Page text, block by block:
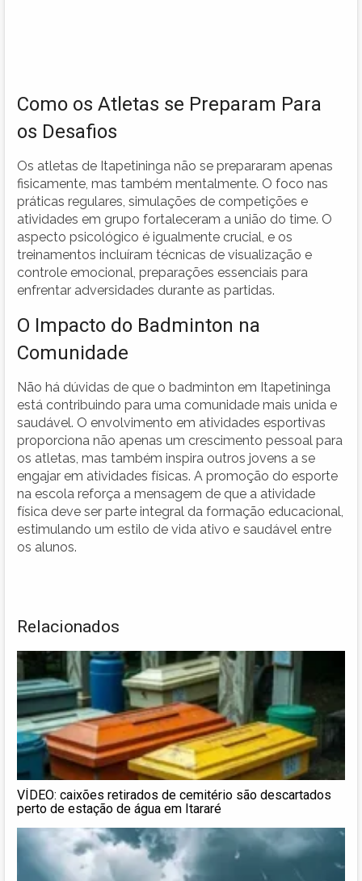
Como os Atletas se Preparam Para
os Desafios
Os atletas de Itapetininga não se prepararam apenas
fisicamente, mas também mentalmente. O foco nas
práticas regulares, simulações de competições e
atividades em grupo fortaleceram a união do time. O
aspecto psicológico é igualmente crucial, e os
treinamentos incluíram técnicas de visualização e
controle emocional, preparações essenciais para
enfrentar adversidades durante as partidas.
O Impacto do Badminton na
Comunidade
Não há dúvidas de que o badminton em Itapetininga
está contribuindo para uma comunidade mais unida e
saudável. O envolvimento em atividades esportivas
proporciona não apenas um crescimento pessoal para
os atletas, mas também inspira outros jovens a se
engajar em atividades físicas. A promoção do esporte
na escola reforça a mensagem de que a atividade
física deve ser parte integral da formação educacional,
estimulando um estilo de vida ativo e saudável entre
os alunos.
Relacionados
VÍDEO: caixões retirados de cemitério são descartados
perto de estação de água em Itararé